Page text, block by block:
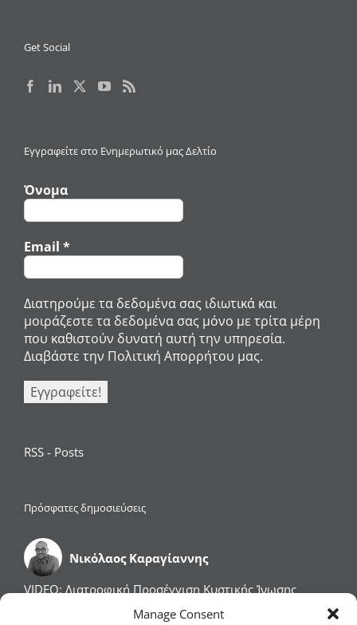
Manage Consent
Get Social
Εγγραφείτε στο Ενημερωτικό μας Δελτίο
Όνομα
Email *
Διατηρούμε τα δεδομένα σας ιδιωτικά και
μοιράζεστε τα δεδομένα σας μόνο με τρίτα μέρη
που καθιστούν δυνατή αυτή την υπηρεσία.
Διαβάστε την Πολιτική Απορρήτου μας.
RSS - Posts
Πρόσφατες δημοσιεύσεις
Νικόλαος Καραγίαννης
VIDEO: Διατροφική Προσέγγιση Κυστικής Ίνωσης
VIDEO: Φλεγμονώδεις Παθήσεις του Εντέρου: Νόσος